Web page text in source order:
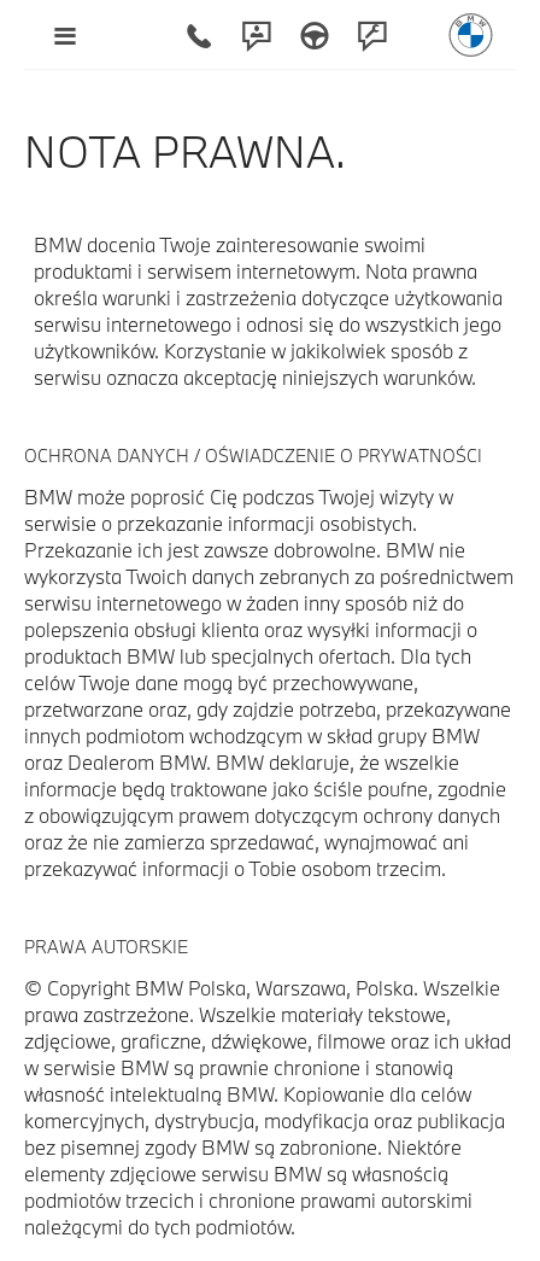
NOTA PRAWNA.
BMW docenia Twoje zainteresowanie swoimi
produktami i serwisem internetowym. Nota prawna
określa warunki i zastrzeżenia dotyczące użytkowania
serwisu internetowego i odnosi się do wszystkich jego
użytkowników. Korzystanie w jakikolwiek sposób z
serwisu oznacza akceptację niniejszych warunków.
OCHRONA DANYCH / OŚWIADCZENIE O PRYWATNOŚCI
BMW może poprosić Cię podczas Twojej wizyty w
serwisie o przekazanie informacji osobistych.
Przekazanie ich jest zawsze dobrowolne. BMW nie
wykorzysta Twoich danych zebranych za pośrednictwem
serwisu internetowego w żaden inny sposób niż do
polepszenia obsługi klienta oraz wysyłki informacji o
produktach BMW lub specjalnych ofertach. Dla tych
celów Twoje dane mogą być przechowywane,
przetwarzane oraz, gdy zajdzie potrzeba, przekazywane
innych podmiotom wchodzącym w skład grupy BMW
oraz Dealerom BMW. BMW deklaruje, że wszelkie
informacje będą traktowane jako ściśle poufne, zgodnie
z obowiązującym prawem dotyczącym ochrony danych
oraz że nie zamierza sprzedawać, wynajmować ani
przekazywać informacji o Tobie osobom trzecim.
PRAWA AUTORSKIE
© Copyright BMW Polska, Warszawa, Polska. Wszelkie
prawa zastrzeżone. Wszelkie materiały tekstowe,
zdjęciowe, graficzne, dźwiękowe, filmowe oraz ich układ
w serwisie BMW są prawnie chronione i stanowią
własność intelektualną BMW. Kopiowanie dla celów
komercyjnych, dystrybucja, modyfikacja oraz publikacja
bez pisemnej zgody BMW są zabronione. Niektóre
elementy zdjęciowe serwisu BMW są własnością
podmiotów trzecich i chronione prawami autorskimi
należącymi do tych podmiotów.